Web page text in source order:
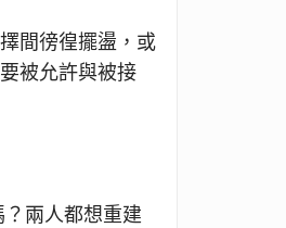
間徬徨擺盪，或
被允許與被接
兩人都想重建